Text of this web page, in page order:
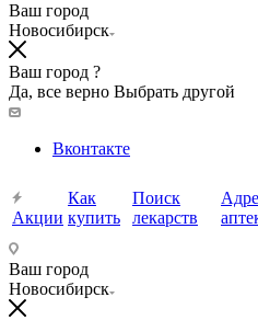
Ваш город
Новосибирск
Ваш город ?
Да, все верно Выбрать другой
Вконтакте
Акции
Как
купить
Поиск
лекарств
Ваш город
Новосибирск